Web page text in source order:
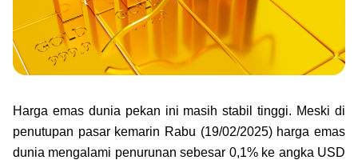
Buyback
Jual emas kamu ke Treasury
Berkontribusi pada hal yang benar-benar berarti
#BuatMasaDepan
Green Gold
Profile
Indonesia
Harga emas dunia pekan ini masih stabil tinggi. Meski di
penutupan pasar kemarin Rabu (19/02/2025) harga emas
dunia mengalami penurunan sebesar 0,1% ke angka USD